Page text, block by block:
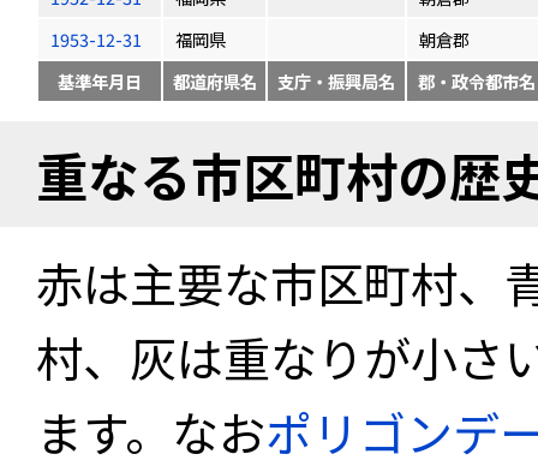
1953-12-31
福岡県
朝倉郡
基準年月日
都道府県名 支庁・振興局名 郡・政令都市名
重なる市区町村の歴
赤は主要な市区町村、
村、灰は重なりが小さ
ます。なおポリゴンデ